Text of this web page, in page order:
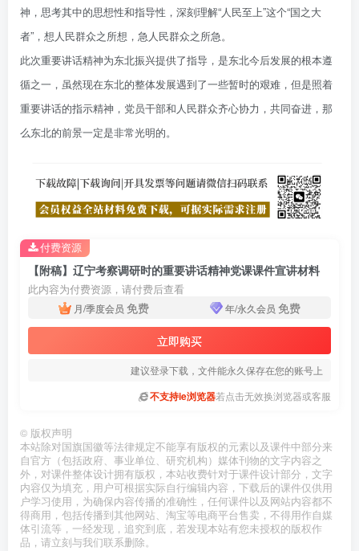
神，思考其中的思想性和指导性，深刻理解“人民至上”这个“国之大
者”，想人民群众之所想，急人民群众之所急。
此次重要讲话精神为东北振兴提供了指导，是东北今后发展的根本遵
循之一，虽然现在东北的整体发展遇到了一些暂时的艰难，但是照着
重要讲话的指示精神，党员干部和人民群众齐心协力，共同奋进，那
么东北的前景一定是非常光明的。
【附稿】辽宁考察调研时的重要讲话精神党课课件宣讲材料
此内容为付费资源，请付费后查看
月/季度会员 免费 年/永久会员 免费
立即购买
建议登录下载，文件能永久保存在您的账号上
不支持ie浏览器若点击无效换浏览器或客服
付费资源
© 版权声明
本站除对国旗国徽等法律规定不能享有版权的元素以及课件中部分来
自官方（包括政府、事业单位、研究机构）媒体刊物的文字内容之
外，对课件整体设计拥有版权，本站收费针对于课件设计部分，文字
内容仅为填充，用户可根据实际自行编辑内容，下载后的课件仅供用
户学习使用，为确保内容传播的准确性，任何课件以及网站内容都不
得商用，包括传播到其他网站、淘宝等电商平台售卖，不得用作自媒
体引流等，一经发现，追究到底，若发现本站有您未授权的版权作
品，请立刻与我们联系删除。